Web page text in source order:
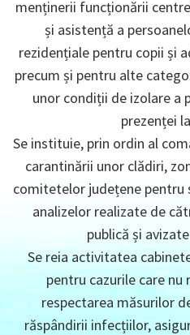
menținerii funcționării
și asistență a
rezidențiale pentru copii și
precum și pentru alte
unor condiții de izolare a
prezenței
Se instituie, prin ordin al
carantinării unor clădiri,
comitetelor județene pentru
analizelor realizate de
publică și
Se reia activitatea
pentru cazurile care nu
respectarea măsurilor
răspândirii infecțiilor,